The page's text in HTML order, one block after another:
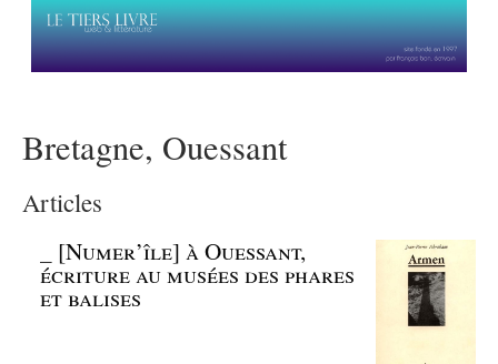
Bretagne, Ouessant
Articles
[Numer’île] à Ouessant,
écriture au musées des phares
et balises